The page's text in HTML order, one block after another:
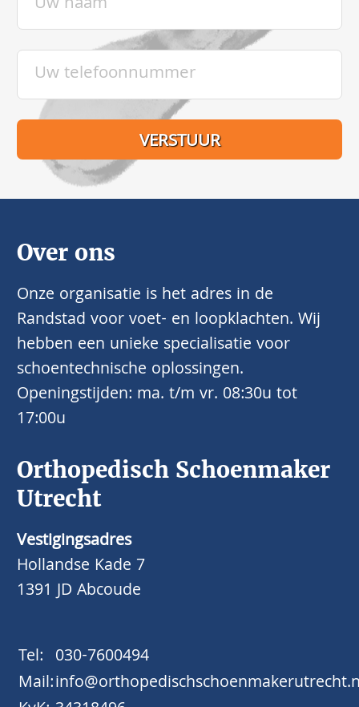
Orthopedisch Schoenmaker
Utrecht
Vestigingsadres
Hollandse Kade 7
1391 JD Abcoude
Tel: 030-7600494
Mail:
Over ons
Onze organisatie is het adres in de
Randstad voor voet- en loopklachten. Wij
hebben een unieke specialisatie voor
schoentechnische oplossingen.
Openingstijden: ma. t/m vr. 08:30u tot
17:00u